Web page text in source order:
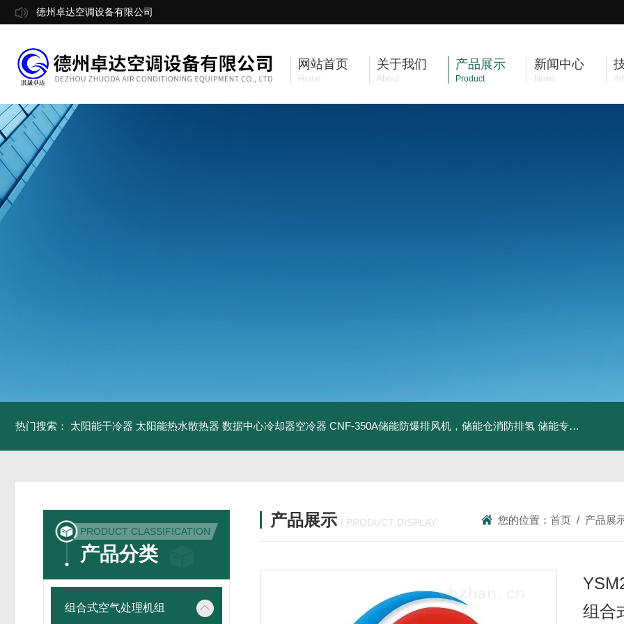
德州卓达空调设备有限公司
网站首页
Home
关于我们
About
产品展示
Product
新闻中心
News
热门搜索： 太阳能干冷器 太阳能热水散热器 数据中心冷却器空冷器 CNF-350A储能防爆排风机，储能仓消防排氢 储能专用风机
PRODUCT CLASSIFICATION
产品分类
组合式空气处理机组
产品展示 / PRODUCT DISPLAY 您的位置：首页 / 产品展
组合